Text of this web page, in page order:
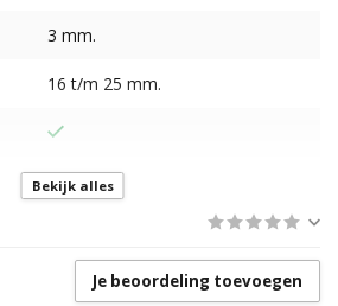
3 mm.
16 t/m 25 mm.
Bekijk alles
Je beoordeling toevoegen